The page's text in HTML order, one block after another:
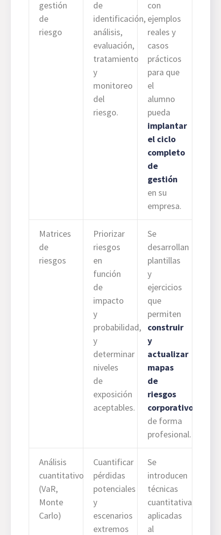
gestión
de
riesgo
de
identificación,
análisis,
evaluación,
tratamiento
y
monitoreo
del
riesgo.
con
ejemplos
reales y
casos
prácticos
para que
el
alumno
pueda
implantar
el ciclo
completo
de
gestión
en su
empresa.
Matrices
de
riesgos
Priorizar
riesgos
en
función
de
impacto
y
probabilidad,
y
determinar
niveles
de
exposición
aceptables.
Se
desarrollan
plantillas
y
ejercicios
que
permiten
construir
y
actualizar
mapas
de
riesgos
corporativos
de forma
profesional.
Análisis
cuantitativo
(VaR,
Monte
Carlo)
Cuantificar
pérdidas
potenciales
y
escenarios
extremos
Se
introducen
técnicas
cuantitativas
aplicadas
al